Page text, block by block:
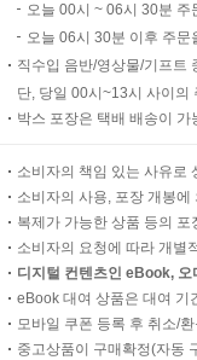
오늘 00시 ~ 06시 30분
오늘 06시 30분 이후 주
직수입 음반/영상물/기프트
단, 당일 00시~13시 사이의
박스 포장은 택배 배송이
소비자의 책임 있는 사유로
소비자의 사용, 포장 개봉
복제가 가능한 상품 등의
소비자의 요청에 따라 개별
디지털 컨텐츠인 eBook,
eBook 대여 상품은 대여 기
모바일 쿠폰 등록 후 취소/
중고상품이 구매확정(자동